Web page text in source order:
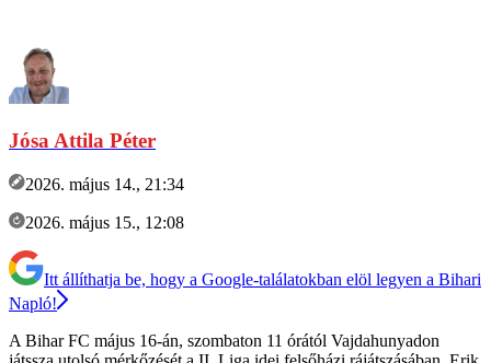
Jósa Attila Péter
2026. május 14., 21:34
2026. május 15., 12:08
Itt állíthatja be, hogy a Google-találatokban elöl legyen a Bihari
Napló!
A Bihar FC május 16-án, szombaton 11 órától Vajdahunyadon